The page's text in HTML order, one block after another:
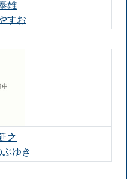
雄
すお
之
ゆき